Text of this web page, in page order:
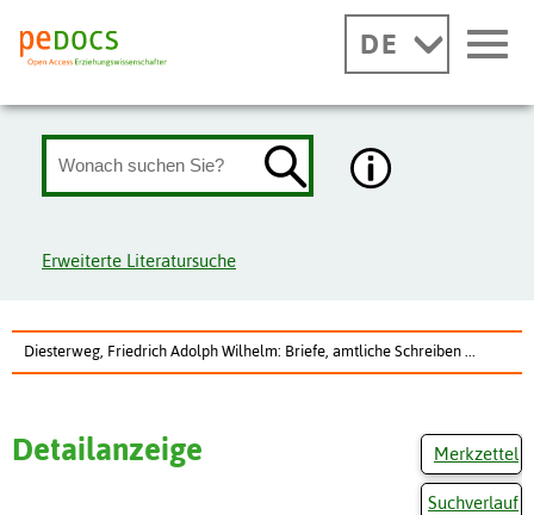
DE
Erweiterte Literatursuche
Diesterweg, Friedrich Adolph Wilhelm: Briefe, amtliche Schreiben ...
Merkzettel
Suchverlauf
Detailanzeige